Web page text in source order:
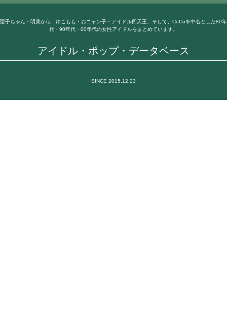
アイドル・ポップ・データベース
聖子ちゃん・明菜から、ゆこもも・おニャン子・アイドル四天王、そして、CoCoを中心とした80年
代・90年代・00年代の女性アイドルをまとめています。
SINCE 2015.12.23